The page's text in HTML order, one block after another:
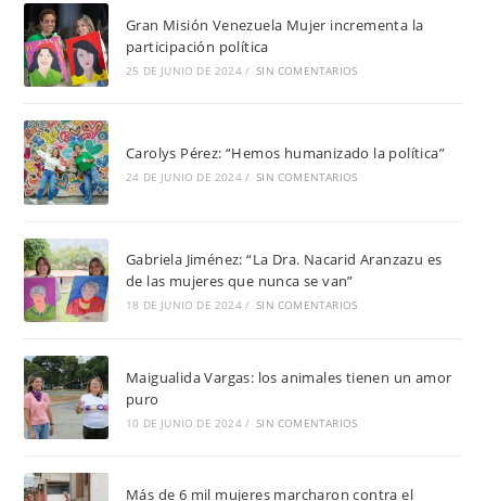
Gran Misión Venezuela Mujer incrementa la
participación política
25 DE JUNIO DE 2024 / SIN COMENTARIOS
Carolys Pérez: “Hemos humanizado la política”
24 DE JUNIO DE 2024 / SIN COMENTARIOS
Gabriela Jiménez: “La Dra. Nacarid Aranzazu es
de las mujeres que nunca se van”
18 DE JUNIO DE 2024 / SIN COMENTARIOS
Maigualida Vargas: los animales tienen un amor
puro
10 DE JUNIO DE 2024 / SIN COMENTARIOS
Más de 6 mil mujeres marcharon contra el